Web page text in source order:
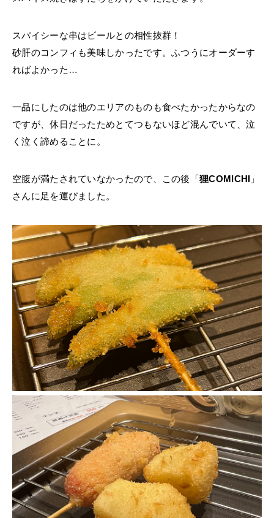
スパイシーな串はビールとの相性抜群！
砂肝のコンフィも美味しかったです。ふつうにオーダーす
ればよかった…
一品にしたのは他のエリアのものも食べたかったからなの
ですが、休日だったためとてつもないほど混んでいて、泣
く泣く諦めることに。
空腹が満たされていなかったので、この後「狸COMICHI 」
さんに足を運びました。